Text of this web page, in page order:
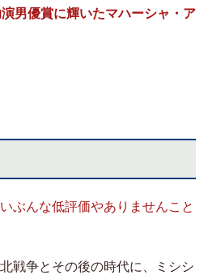
男優賞に輝いたマハーシャ・ア
ぶんな低評価やありませんこと
戦争とその後の時代に、ミシシ